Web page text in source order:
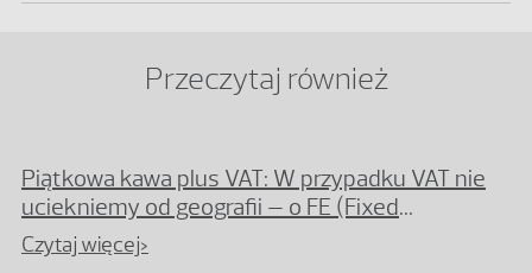
Przeczytaj również
Piątkowa kawa plus VAT: W przypadku VAT nie
uciekniemy od geografii – o FE (Fixed
Establishment) słów kilka
Czytaj więcej>